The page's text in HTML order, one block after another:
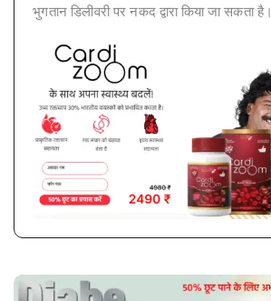
भुगतान डिलीवरी पर नकद द्वारा किया जा सकता है।